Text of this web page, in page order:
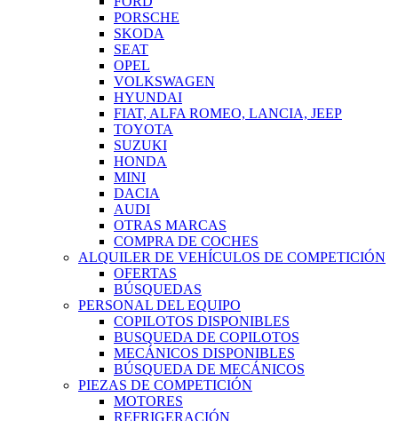
PORSCHE
SKODA
SEAT
OPEL
VOLKSWAGEN
HYUNDAI
FIAT, ALFA ROMEO, LANCIA, JEEP
TOYOTA
SUZUKI
HONDA
MINI
DACIA
AUDI
OTRAS MARCAS
COMPRA DE COCHES
ALQUILER DE VEHÍCULOS DE COMPETICIÓN
OFERTAS
BÚSQUEDAS
PERSONAL DEL EQUIPO
COPILOTOS DISPONIBLES
BUSQUEDA DE COPILOTOS
MECÁNICOS DISPONIBLES
BÚSQUEDA DE MECÁNICOS
PIEZAS DE COMPETICIÓN
MOTORES
REFRIGERACIÓN